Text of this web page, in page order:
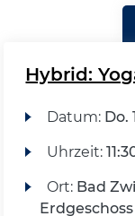
Hybrid:
Datum: Do.
Uhrzeit:
Ort: Bad
Erdgeschoss